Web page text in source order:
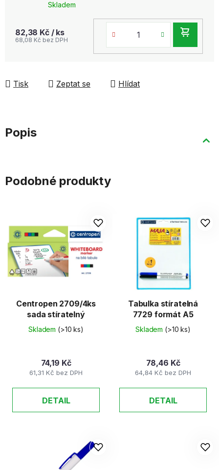
Skladem
82,38 Kč / ks
68,08 Kč bez DPH
Tisk Zeptat se Hlídat
Popis
Podobné produkty
Centropen 2709/4ks
sada stíratelný
Skladem (>10 ks)
61,31 Kč bez DPH
74,19 Kč
DETAIL
Tabulka stíratelná
7729 formát A5
Skladem (>10 ks)
64,84 Kč bez DPH
78,46 Kč
DETAIL